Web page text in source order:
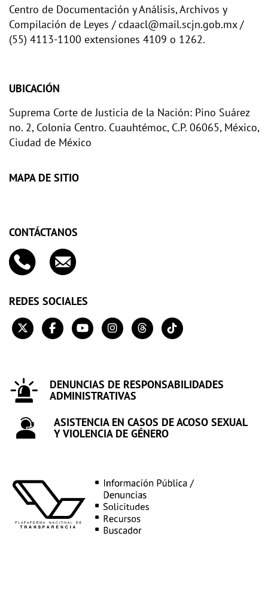
Centro de Documentación y Análisis, Archivos y
Compilación de Leyes / cdaacl@mail.scjn.gob.mx /
(55) 4113-1100 extensiones 4109 o 1262.
UBICACIÓN
Suprema Corte de Justicia de la Nación: Pino Suárez
no. 2, Colonia Centro. Cuauhtémoc, C.P. 06065, México,
Ciudad de México
MAPA DE SITIO
CONTÁCTANOS
REDES SOCIALES
DENUNCIAS DE RESPONSABILIDADES
ADMINISTRATIVAS
ASISTENCIA EN CASOS DE ACOSO SEXUAL
Y VIOLENCIA DE GÉNERO